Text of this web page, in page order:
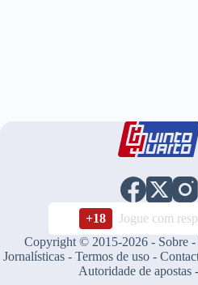
+18
Jogue com
Copyright © 2015-2026 - Sobre
Jornalísticas- Termos de uso-
Autoridade de apostas -